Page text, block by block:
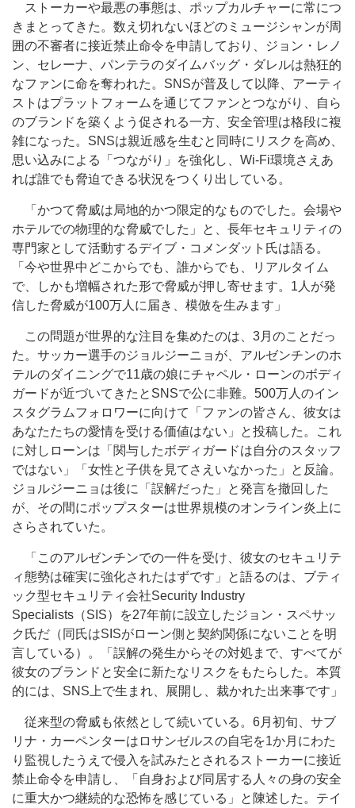
ストーカーや最悪の事態は、ポップカルチャーに常につ
きまとってきた。数え切れないほどのミュージシャンが周
囲の不審者に接近禁止命令を申請しており、ジョン・レノ
ン、セレーナ、パンテラのダイムバッグ・ダレルは熱狂的
なファンに命を奪われた。SNSが普及して以降、アーティ
ストはプラットフォームを通じてファンとつながり、自ら
のブランドを築くよう促される一方、安全管理は格段に複
雑になった。SNSは親近感を生むと同時にリスクを高め、
思い込みによる「つながり」を強化し、Wi-Fi環境さえあ
れば誰でも脅迫できる状況をつくり出している。
「かつて脅威は局地的かつ限定的なものでした。会場や
ホテルでの物理的な脅威でした」と、長年セキュリティの
専門家として活動するデイブ・コメンダット氏は語る。
「今や世界中どこからでも、誰からでも、リアルタイム
で、しかも増幅された形で脅威が押し寄せます。1人が発
信した脅威が100万人に届き、模倣を生みます」
この問題が世界的な注目を集めたのは、3月のことだっ
た。サッカー選手のジョルジーニョが、アルゼンチンのホ
テルのダイニングで11歳の娘にチャペル・ローンのボディ
ガードが近づいてきたとSNSで公に非難。500万人のイン
スタグラムフォロワーに向けて「ファンの皆さん、彼女は
あなたたちの愛情を受ける価値はない」と投稿した。これ
に対しローンは「関与したボディガードは自分のスタッフ
ではない」「女性と子供を見てさえいなかった」と反論。
ジョルジーニョは後に「誤解だった」と発言を撤回した
が、その間にポップスターは世界規模のオンライン炎上に
さらされていた。
「このアルゼンチンでの一件を受け、彼女のセキュリテ
ィ態勢は確実に強化されたはずです」と語るのは、ブティ
ック型セキュリティ会社Security Industry
Specialists（SIS）を27年前に設立したジョン・スペサッ
ク氏だ（同氏はSISがローン側と契約関係にないことを明
言している）。「誤解の発生からその対処まで、すべてが
彼女のブランドと安全に新たなリスクをもたらした。本質
的には、SNS上で生まれ、展開し、裁かれた出来事です」
従来型の脅威も依然として続いている。6月初旬、サブ
リナ・カーペンターはロサンゼルスの自宅を1か月にわた
り監視したうえで侵入を試みたとされるストーカーに接近
禁止命令を申請し、「自身および同居する人々の身の安全
に重大かつ継続的な恐怖を感じている」と陳述した。テイ